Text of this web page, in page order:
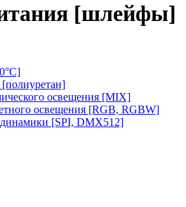
[шлейфы]
освещения [MIX]
освещения [RGB, RGBW]
динамики [SPI, DMX512]